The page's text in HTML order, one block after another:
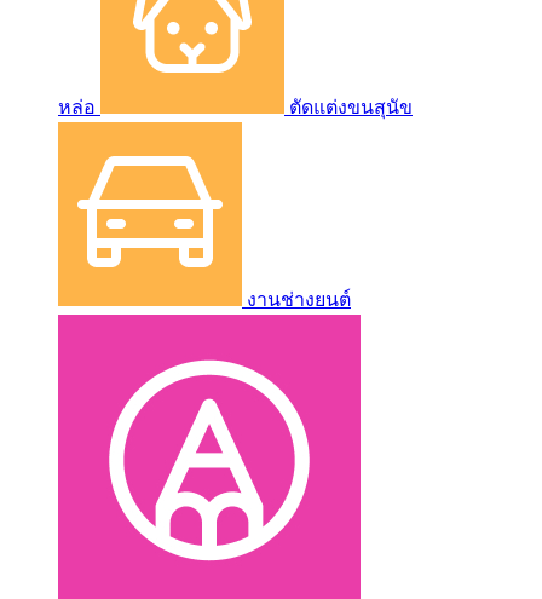
หล่อ ตัดแต่งขนสุนัข
งานช่างยนต์